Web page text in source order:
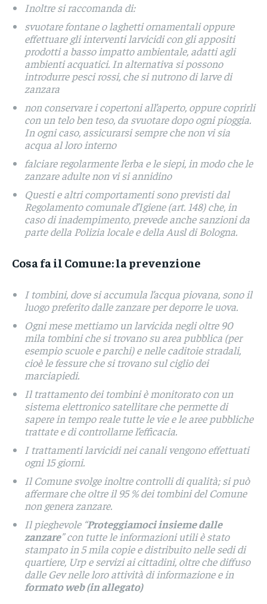
Inoltre si raccomanda di:
svuotare fontane o laghetti ornamentali oppure
effettuare gli interventi larvicidi con gli appositi
prodotti a basso impatto ambientale, adatti agli
ambienti acquatici. In alternativa si possono
introdurre pesci rossi, che si nutrono di larve di
zanzara
non conservare i copertoni all’aperto, oppure coprirli
con un telo ben teso, da svuotare dopo ogni pioggia.
In ogni caso, assicurarsi sempre che non vi sia
acqua al loro interno
falciare regolarmente l’erba e le siepi, in modo che le
zanzare adulte non vi si annidino
Questi e altri comportamenti sono previsti dal
Regolamento comunale d’Igiene (art. 148) che, in
caso di inadempimento, prevede anche sanzioni da
parte della Polizia locale e della Ausl di Bologna.
Cosa fa il Comune: la prevenzione
I tombini, dove si accumula l’acqua piovana, sono il
luogo preferito dalle zanzare per deporre le uova.
Ogni mese mettiamo un larvicida negli oltre 90
mila tombini che si trovano su area pubblica (per
esempio scuole e parchi) e nelle caditoie stradali,
cioè le fessure che si trovano sul ciglio dei
marciapiedi.
Il trattamento dei tombini è monitorato con un
sistema elettronico satellitare che permette di
sapere in tempo reale tutte le vie e le aree pubbliche
trattate e di controllarne l’efficacia.
I trattamenti larvicidi nei canali vengono effettuati
ogni 15 giorni.
Il Comune svolge inoltre controlli di qualità; si può
affermare che oltre il 95 % dei tombini del Comune
non genera zanzare.
Il pieghevole “Proteggiamoci insieme dalle
zanzare” con tutte le informazioni utili è stato
stampato in 5 mila copie e distribuito nelle sedi di
quartiere, Urp e servizi ai cittadini, oltre che diffuso
dalle Gev nelle loro attività di informazione e in
formato web (in allegato)